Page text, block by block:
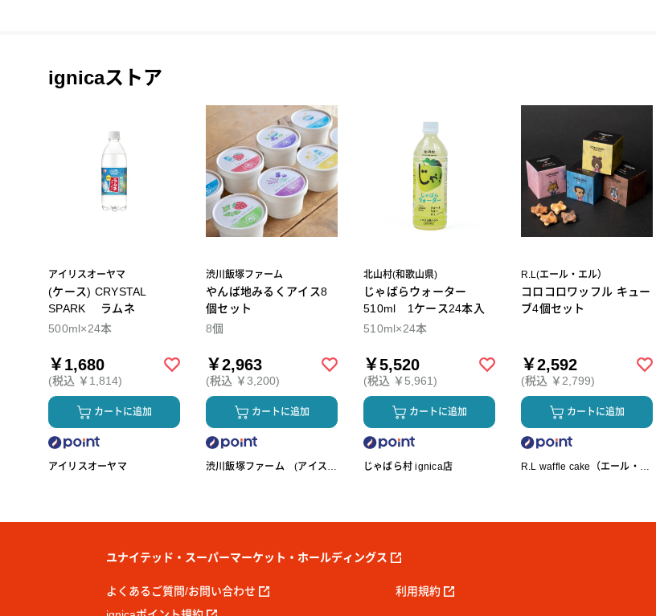
ignicaストア
アイリスオーヤマ
(ケース) CRYSTAL
SPARK ラムネ
500ml×24本
￥1,680
(税込 ￥1,814)
カートに追加
アイリスオーヤマ
渋川飯塚ファーム
やんば地みるくアイス8
個セット
8個
￥2,963
(税込 ￥3,200)
カートに追加
渋川飯塚ファーム (アイスク
北山村(和歌山県)
じゃばらウォーター
510ml 1ケース24本入
510ml×24本
￥5,520
(税込 ￥5,961)
カートに追加
じゃばら村 ignica店
R.L(エール・エル）
コロコロワッフル キュー
ブ4個セット
￥2,592
(税込 ￥2,799)
カートに追加
R.L waffle cake（エール・エ
ユナイテッド・スーパーマーケット・ホールディングス
よくあるご質問/お問い合わせ 利用規約